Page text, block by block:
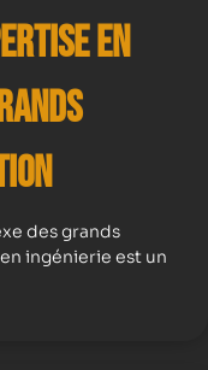
en
des grands
ingénierie est un